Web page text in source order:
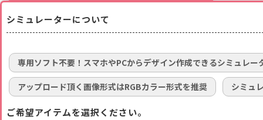
シミュレーターについて
専用ソフト不要！スマホやPCからデザイン作成できるシミュレー
アップロード頂く画像形式はRGBカラー形式を推奨 シミュ
ご希望アイテムを選択ください。